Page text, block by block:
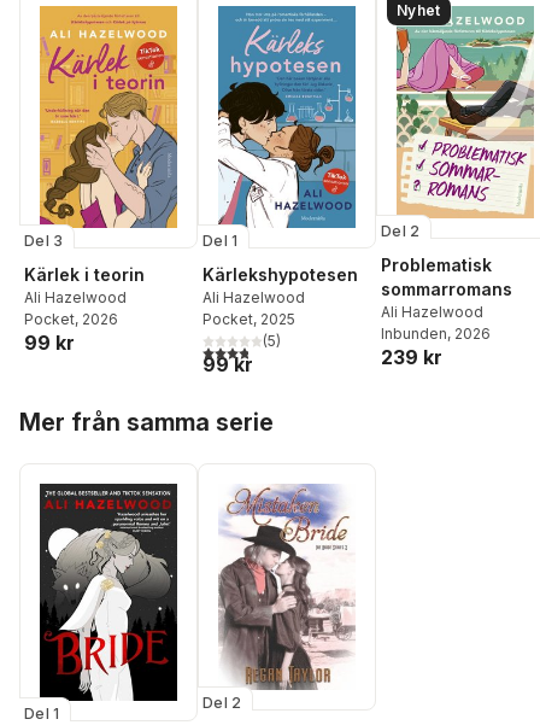
Del 3
Kärlek i teorin
Ali Hazelwood
Pocket, 2026
99 kr
Del 1
Kärlekshypotesen
Ali Hazelwood
Pocket, 2025
3,8utav 5 stjärnor. Totalt antal röster:
(5)
99 kr
Nyhet
Del 2
Problematisk
sommarromans
Ali Hazelwood
Inbunden, 2026
239 kr
Mer från samma serie
Del 1
Del 2